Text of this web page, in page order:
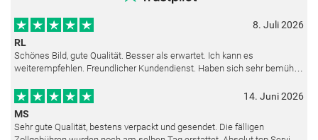
8. Juli 2026
RL
Schönes Bild, gute Qualität. Besser als erwartet. Ich kann es
weiterempfehlen. Freundlicher Kundendienst. Haben sich sehr bemüht
14. Juni 2026
MS
Sehr gute Qualität, bestens verpackt und gesendet. Die fälligen